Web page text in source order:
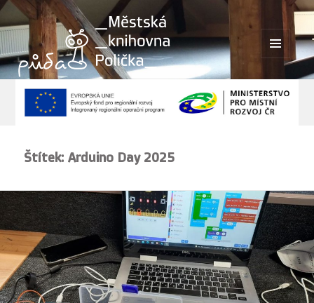
MENU
WIDGETY
Štítek:Arduino Day 2025